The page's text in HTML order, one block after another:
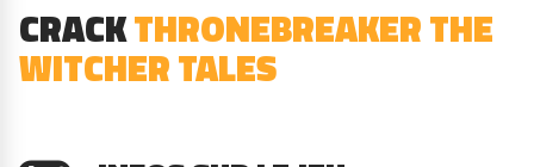
CRACKTHRONEBREAKER THE
WITCHER TALES